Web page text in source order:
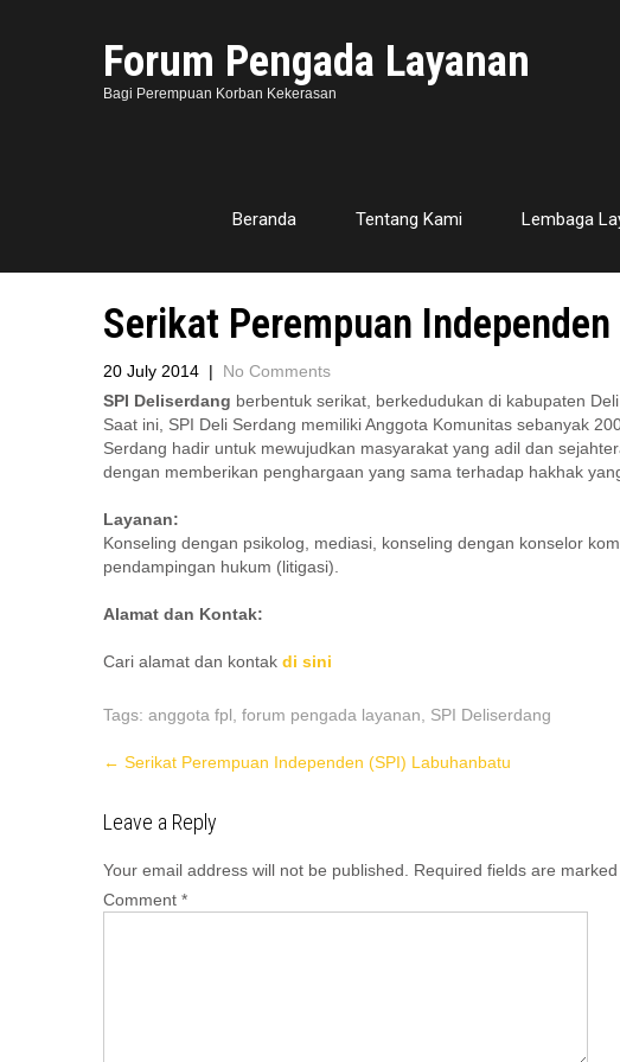
Forum Pengada Layanan
Bagi Perempuan Korban Kekerasan
Beranda Tentang Kami Lembaga
Serikat Perempuan
20 July 2014 | No Comments
SPI Deliserdang berbentuk serikat, berkedudukan di kabupaten
Saat ini, SPI Deli Serdang memiliki Anggota Komunitas sebanyak
Serdang hadir untuk mewujudkan masyarakat yang adil dan
dengan memberikan penghargaan yang sama terhadap hakhak
Layanan:
Konseling dengan psikolog, mediasi, konseling dengan konselor
pendampingan hukum (litigasi).
Alamat dan Kontak:
Cari alamat dan kontak di sini
Tags: anggota fpl forum pengada layanan SPI Deliserdang
Post
← Serikat Perempuan Independen (SPI) Labuhanbatu
Leave a Reply
Your email address will not be published. Required fields are marked
Comment *